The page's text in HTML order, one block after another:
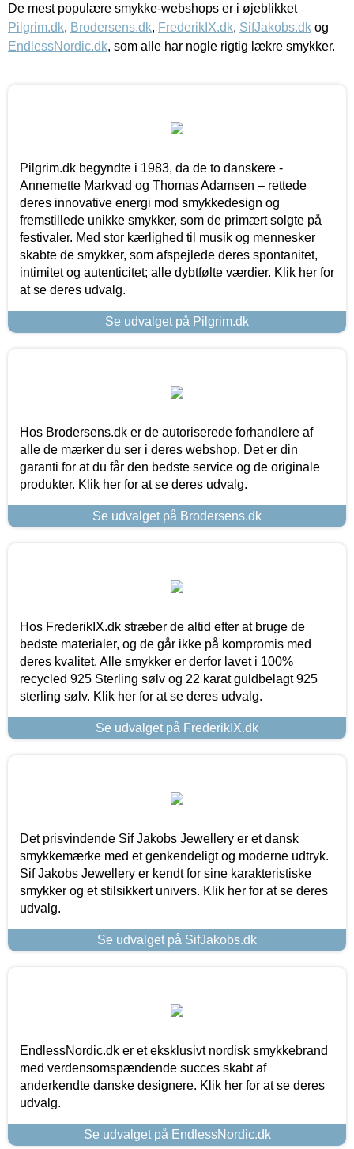
De mest populære smykke-webshops er i øjeblikket
Pilgrim.dk, Brodersens.dk, FrederikIX.dk, SifJakobs.dk og
EndlessNordic.dk, som alle har nogle rigtig lækre smykker.
Pilgrim.dk begyndte i 1983, da de to danskere -
Annemette Markvad og Thomas Adamsen – rettede
deres innovative energi mod smykkedesign og
fremstillede unikke smykker, som de primært solgte på
festivaler. Med stor kærlighed til musik og mennesker
skabte de smykker, som afspejlede deres spontanitet,
intimitet og autenticitet; alle dybtfølte værdier. Klik her for
at se deres udvalg.
Se udvalget på Pilgrim.dk
Hos Brodersens.dk er de autoriserede forhandlere af
alle de mærker du ser i deres webshop. Det er din
garanti for at du får den bedste service og de originale
produkter. Klik her for at se deres udvalg.
Se udvalget på Brodersens.dk
Hos FrederikIX.dk stræber de altid efter at bruge de
bedste materialer, og de går ikke på kompromis med
deres kvalitet. Alle smykker er derfor lavet i 100%
recycled 925 Sterling sølv og 22 karat guldbelagt 925
sterling sølv. Klik her for at se deres udvalg.
Se udvalget på FrederikIX.dk
Det prisvindende Sif Jakobs Jewellery er et dansk
smykkemærke med et genkendeligt og moderne udtryk.
Sif Jakobs Jewellery er kendt for sine karakteristiske
smykker og et stilsikkert univers. Klik her for at se deres
udvalg.
Se udvalget på SifJakobs.dk
EndlessNordic.dk er et eksklusivt nordisk smykkebrand
med verdensomspændende succes skabt af
anderkendte danske designere. Klik her for at se deres
udvalg.
Se udvalget på EndlessNordic.dk